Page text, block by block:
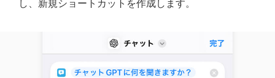
し、新規ショートカットを作成します。